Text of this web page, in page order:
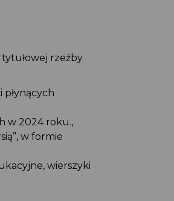
rzeźby
płynących
w 2024 roku.,
w formie
wierszyki